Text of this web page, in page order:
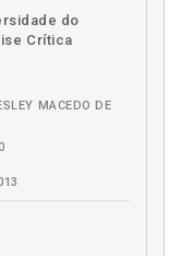
do
Crítica
MACEDO DE